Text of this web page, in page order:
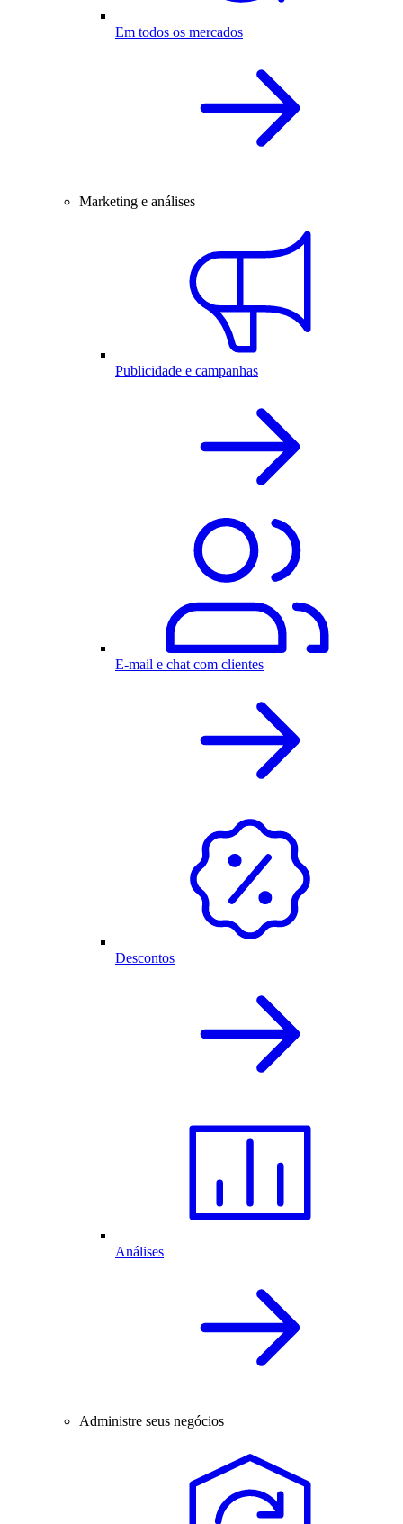
Em todos os mercados
Marketing e análises
Publicidade e campanhas
E-mail e chat com clientes
Descontos
Análises
Administre seus negócios